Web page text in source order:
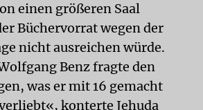
einen größeren Saal
Büchervorrat wegen der
nicht ausreichen würde.
Benz fragte den
was er mit 16 gemacht
konterte Jehuda